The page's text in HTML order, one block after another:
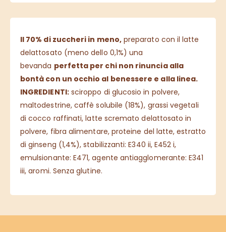
Il 70% di zuccheri in meno,preparato con il latte
delattosato (meno dello 0,1%) una
bevanda perfetta per chi non rinuncia alla
bontà con un occhio al benessere e alla linea.
INGREDIENTI:sciroppo di glucosio in polvere,
maltodestrine, caffè solubile (18%), grassi vegetali
di cocco raffinati, latte scremato delattosato in
polvere, fibra alimentare, proteine del latte, estratto
di ginseng (1,4%), stabilizzanti: E340 ii, E452 i,
emulsionante: E471, agente antiagglomerante: E341
iii, aromi. Senza glutine.